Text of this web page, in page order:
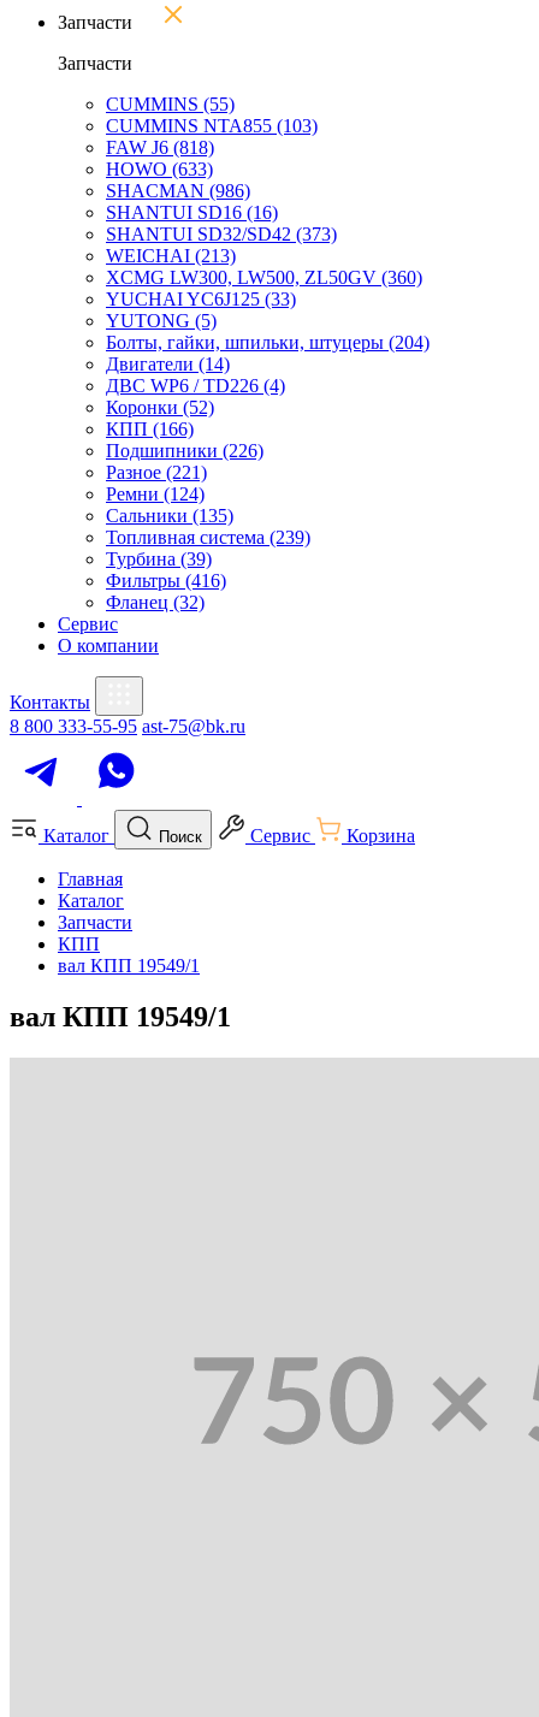
Запчасти
Запчасти
CUMMINS (55)
CUMMINS NTA855 (103)
FAW J6 (818)
HOWO (633)
SHACMAN (986)
SHANTUI SD16 (16)
SHANTUI SD32/SD42 (373)
WEICHAI (213)
XCMG LW300, LW500, ZL50GV (360)
YUCHAI YC6J125 (33)
YUTONG (5)
Болты, гайки, шпильки, штуцеры (204)
Двигатели (14)
ДВС WP6 / TD226 (4)
Коронки (52)
КПП (166)
Подшипники (226)
Разное (221)
Ремни (124)
Сальники (135)
Топливная система (239)
Турбина (39)
Фильтры (416)
Фланец (32)
Сервис
О компании
Контакты
8 800 333-55-95 ast-75@bk.ru
Каталог Поиск Сервис Корзина
Главная
Каталог
Запчасти
КПП
вал КПП 19549/1
вал КПП 19549/1